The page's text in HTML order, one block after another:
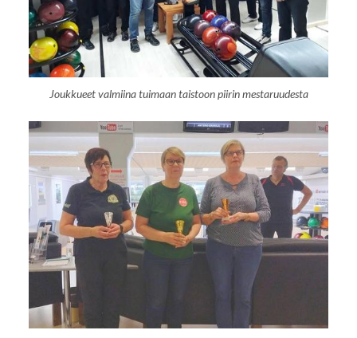
Joukkueet valmiina tuimaan taistoon piirin mestaruudesta